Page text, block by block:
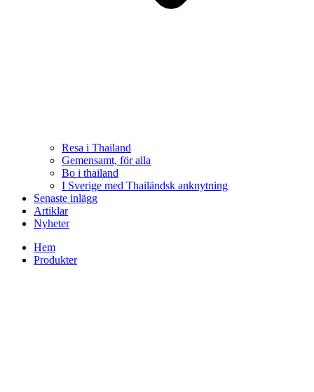
Resa i Thailand
Gemensamt, för alla
Bo i thailand
I Sverige med Thailändsk anknytning
Senaste inlägg
Artiklar
Nyheter
Hem
Produkter